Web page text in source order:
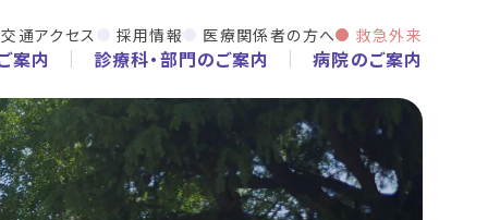
交通アクセス 採用情報 医療関係者の方へ 救急外来
案内 診療科・部門のご案内 病院のご案内